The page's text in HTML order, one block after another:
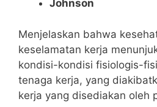
Johnson
Menjelaskan bahwa
keselamatan kerja
kondisi-kondisi fisiologis-
tenaga kerja, yang
kerja yang disediakan oleh